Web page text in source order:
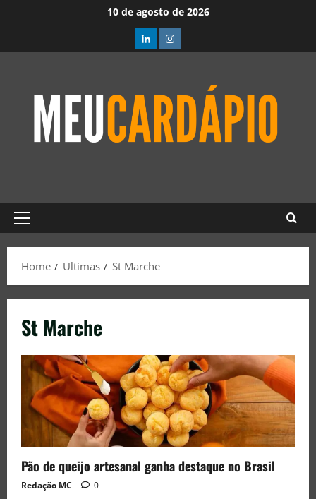
10 de agosto de 2026
Home Ultimas St Marche
St Marche
Pão de queijo artesanal ganha destaque no Brasil
Redação MC 0